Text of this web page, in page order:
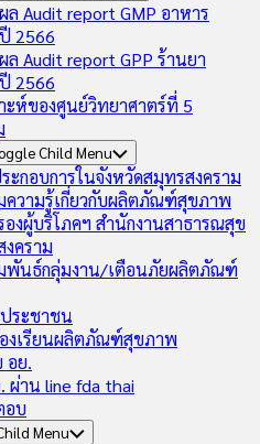
ล Audit report GMP อาหาร
2566
ล Audit report GPP ร้านยา
2566
ะห์ของศูนย์วิทยาศาตร์ที่ 5
Child Menu
กอบการในจังหวัดสมุทรสงคราม
ความรู้เกี่ยวกับผลิตภัณฑ์สุขภาพ
งผู้บริโภคฯ สำนักงานสาธารณสุข
คราม
พันธ์กลุ่มงาน/เตือนภัยผลิตภัณฑ์
ระชาชน
งเรียนผลิตภัณฑ์สุขภาพ
อย.
ผ่าน line fda thai
อบ
Menu